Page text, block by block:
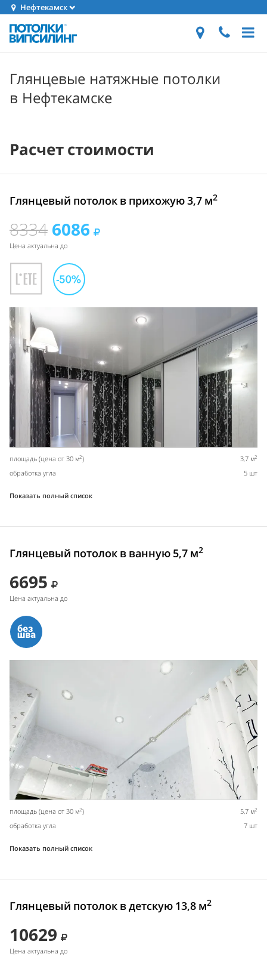
Нефтекамск
Глянцевые натяжные потолки
в Нефтекамске
Расчет стоимости
Глянцевый потолок в прихожую 3,7 м2
8334 6086
Цена актуальна до
площадь (цена от 30 м2) 3,7 м2
обработка угла 5 шт
Показать полный список
Глянцевый потолок в ванную 5,7 м2
6695
Цена актуальна до
площадь (цена от 30 м2) 5,7 м2
обработка угла 7 шт
Показать полный список
Глянцевый потолок в детскую 13,8 м2
10629
Цена актуальна до